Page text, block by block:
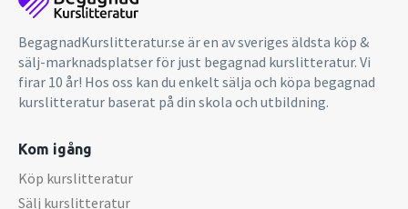
BegagnadKurslitteratur.se är en av sveriges äldsta köp &
sälj-marknadsplatser för just begagnad kurslitteratur. Vi
firar 10 år! Hos oss kan du enkelt sälja och köpa begagnad
kurslitteratur baserat på din skola och utbildning.
Kom igång
Köp kurslitteratur
Sälj kurslitteratur